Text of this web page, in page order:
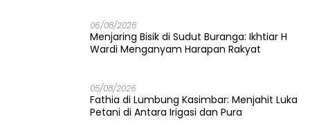
06/08/2026
Menjaring Bisik di Sudut Buranga: Ikhtiar H
Wardi Menganyam Harapan Rakyat
05/08/2026
Fathia di Lumbung Kasimbar: Menjahit Luka
Petani di Antara Irigasi dan Pura